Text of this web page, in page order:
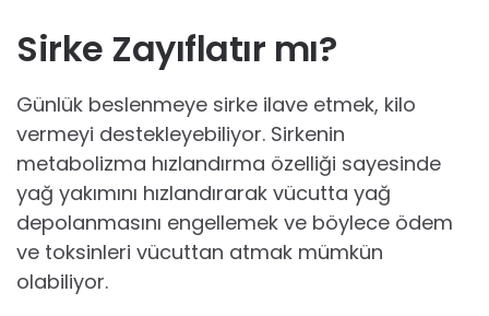
Sirke Zayıflatır mı?
Günlük beslenmeye sirke ilave etmek, kilo
vermeyi destekleyebiliyor. Sirkenin
metabolizma hızlandırma özelliği sayesinde
yağ yakımını hızlandırarak vücutta yağ
depolanmasını engellemek ve böylece ödem
ve toksinleri vücuttan atmak mümkün
olabiliyor.